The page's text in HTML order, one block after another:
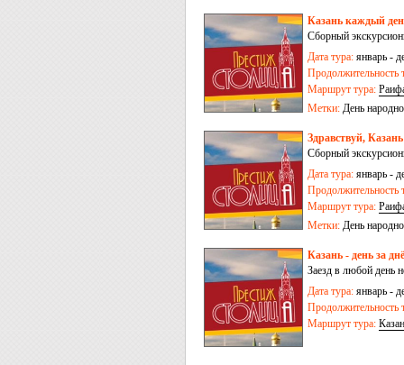
Казань каждый
Сборный
Дата тура: январь -
Продолжительность
Маршрут тура:
Метки: День
Здравствуй,
Сборный
Дата тура: январь -
Продолжительность
Маршрут тура:
Метки: День
Казань - день за
Заезд в любой день
Дата тура: январь -
Продолжительность
Маршрут тура: